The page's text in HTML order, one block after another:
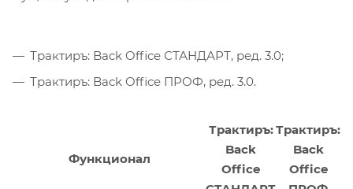
Трактиръ: Back Office СТАНДАРТ, ред. 3.0;
Трактиръ: Back Office ПРОФ, ред. 3.0.
Функционал
Трактиръ:
Back
Office
Трактиръ:
Back
Office